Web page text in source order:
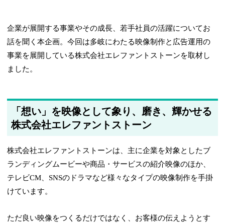
企業が展開する事業やその成長、若手社員の活躍についてお
話を聞く本企画。今回は多岐にわたる映像制作と広告運用の
事業を展開している株式会社エレファントストーンを取材し
ました。
「想い」を映像として象り、磨き、輝かせる
株式会社エレファントストーン
株式会社エレファントストーンは、主に企業を対象としたブ
ランディングムービーや商品・サービスの紹介映像のほか、
テレビCM、SNSのドラマなど様々なタイプの映像制作を手掛
けています。
ただ良い映像をつくるだけではなく、お客様の伝えようとす